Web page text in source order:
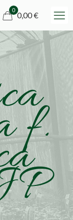
0
0,00 €
f.